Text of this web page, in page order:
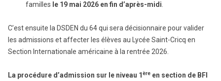
familles le 19 mai 2026 en fin d’après-midi
C’est ensuite la DSDEN du 64 qui sera décisionnaire pour valider
les admissions et affecter les élèves au Lycée Saint-Cricq en
Section Internationale américaine à la rentrée 2026.
La procédure d’admission sur le niveau 1 ère en section de BFI